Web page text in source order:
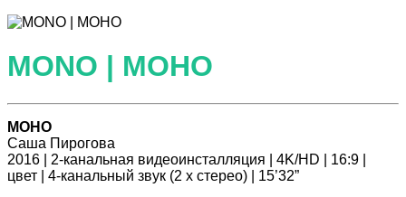
MONO | МОНО
МОНО
Саша Пирогова
2016 | 2-канальная видеоинсталляция | 4K/HD | 16:9 |
цвет | 4-канальный звук (2 x стерео) | 15’32”